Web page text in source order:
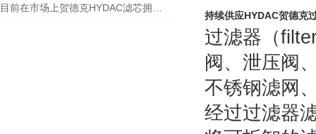
持续供应HYDAC贺德克
过滤器（
阀、泄压阀
不锈钢滤网
经过过滤器